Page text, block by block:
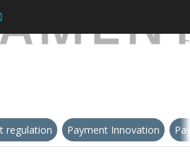
regulation Payment Innovation